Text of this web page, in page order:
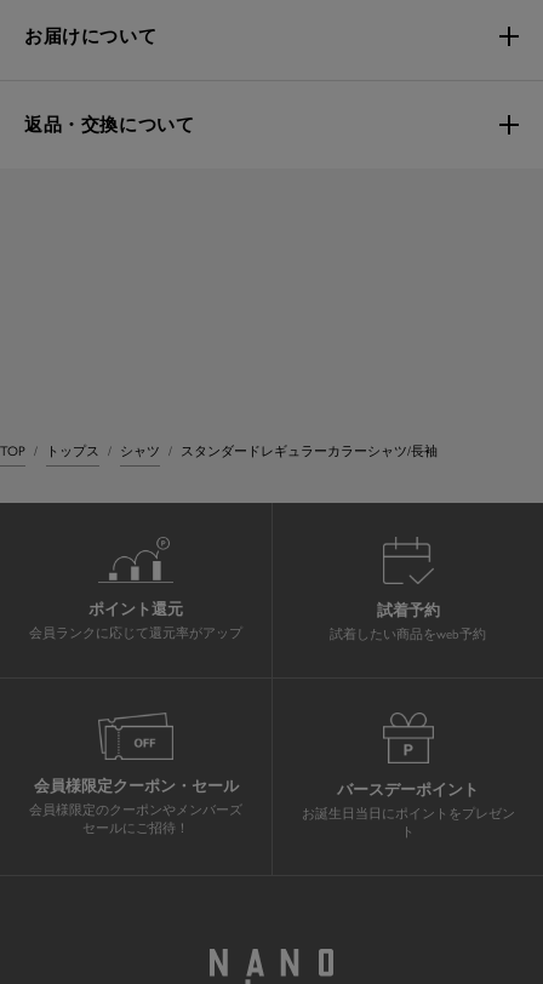
お届けについて
返品・交換について
TOP トップス シャツ スタンダードレギュラーカラーシャツ/長袖
ポイント還元
会員ランクに応じて還元率がアップ
試着予約
試着したい商品をweb予約
会員様限定クーポン・セール
会員様限定のクーポンやメンバーズ
セールにご招待！
バースデーポイント
お誕生日当日にポイントをプレゼン
ト